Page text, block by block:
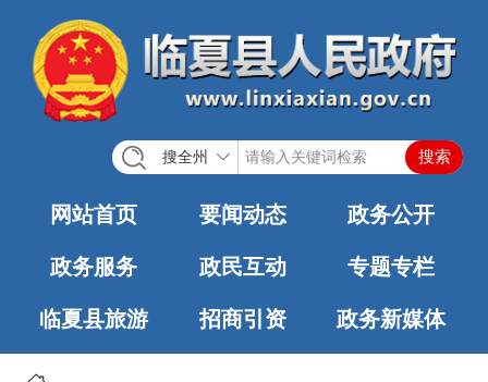
搜全州
网站首页 要闻动态 政务公开
政务服务 政民互动 专题专栏
临夏县旅游 招商引资 政务新媒体